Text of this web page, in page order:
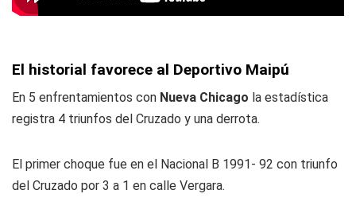
El historial favorece al Deportivo Maipú
En 5 enfrentamientos con Nueva Chicago la estadística
registra 4 triunfos del Cruzado y una derrota.
El primer choque fue en el Nacional B 1991- 92 con triunfo
del Cruzado por 3 a 1 en calle Vergara.